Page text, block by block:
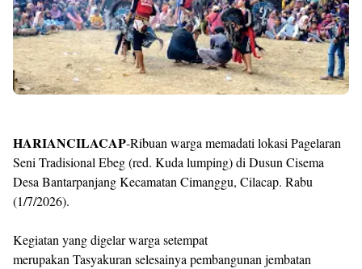
HARIANCILACAP-Ribuan warga memadati lokasi Pagelaran
Seni Tradisional Ebeg (red. Kuda lumping) di Dusun Cisema
Desa Bantarpanjang Kecamatan Cimanggu, Cilacap. Rabu
(1/7/2026).
Kegiatan yang digelar warga setempat
merupakan Tasyakuran selesainya pembangunan jembatan